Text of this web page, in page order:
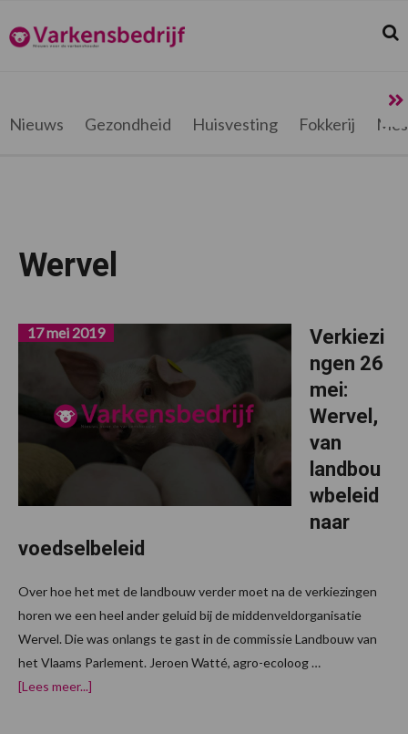
de
hoofdnavigatie
de
hoofd
de
eerste
de
voettekst
Varkensbedrijf.be
Nieuws Gezondheid Huisvesting Fokkerij
Wervel
Verkiezi
ngen 26
mei:
Wervel,
van
landbou
wbeleid
naar
voedselbeleid
17 mei 2019
Over hoe het met de landbouw verder moet na de verkiezingen
horen we een heel ander geluid bij de middenveldorganisatie
Wervel. Die was onlangs te gast in de commissie Landbouw van
het Vlaams Parlement. Jeroen Watté, agro-ecoloog …
[Lees meer...]